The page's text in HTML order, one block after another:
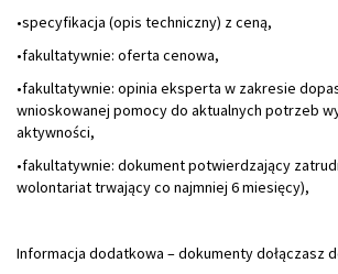
•specyfikacja (opis techniczny) z ceną,
•fakultatywnie: oferta cenowa,
•fakultatywnie: opinia eksperta w zakresie
wnioskowanej pomocy do aktualnych potrzeb
aktywności,
•fakultatywnie: dokument potwierdzający
wolontariat trwający co najmniej 6 miesięcy),
Informacja dodatkowa – dokumenty dołączasz